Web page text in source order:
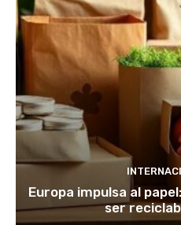
Europa impulsa al
ser